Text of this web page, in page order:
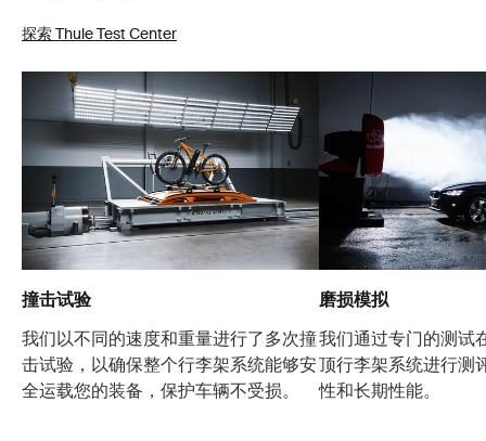
探索 Thule Test Center
撞击试验
我们以不同的速度和重量进行了多次撞
击试验，以确保整个行李架系统能够安
全运载您的装备，保护车辆不受损。
磨损模拟
我们通过专门的测试
顶行李架系统进行测
性和长期性能。